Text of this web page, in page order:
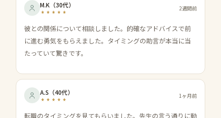
M.K （30代） 2週間前
彼との関係について相談しました。的確なアドバイスで前
に進む勇気をもらえました。タイミングの助言が本当に当
たっていて驚きです。
A.S （40代） 1ヶ月前
転職のタイミングを見てもらいました。先生の言う通りに動